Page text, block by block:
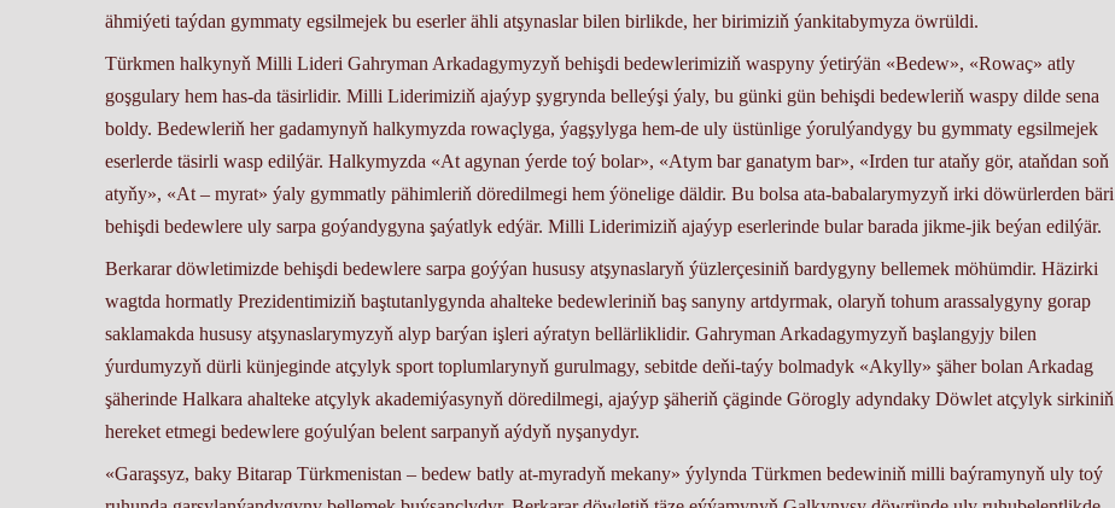
ähmiýeti taýdan gymmaty egsilmejek bu eserler ähli atşynaslar bilen birlikde, her birimiziň ýankitabymyza öwrüldi.
Türkmen halkynyň Milli Lideri Gahryman Arkadagymyzyň behişdi bedewlerimiziň waspyny ýetirýän «Bedew», «Rowaç» atly
goşgulary hem has-da täsirlidir. Milli Liderimiziň ajaýyp şygrynda belleýşi ýaly, bu günki gün behişdi bedewleriň waspy dilde sena
boldy. Bedewleriň her gadamynyň halkymyzda rowaçlyga, ýagşylyga hem-de uly üstünlige ýorulýandygy bu gymmaty egsilmejek
eserlerde täsirli wasp edilýär. Halkymyzda «At agynan ýerde toý bolar», «Atym bar ganatym bar», «Irden tur ataňy gör, ataňdan soň
atyňy», «At – myrat» ýaly gymmatly pähimleriň döredilmegi hem ýönelige däldir. Bu bolsa ata-babalarymyzyň irki döwürlerden bäri
behişdi bedewlere uly sarpa goýandygyna şaýatlyk edýär. Milli Liderimiziň ajaýyp eserlerinde bular barada jikme-jik beýan edilýär.
Berkarar döwletimizde behişdi bedewlere sarpa goýýan hususy atşynaslaryň ýüzlerçesiniň bardygyny bellemek möhümdir. Häzirki
wagtda hormatly Prezidentimiziň baştutanlygynda ahalteke bedewleriniň baş sanyny artdyrmak, olaryň tohum arassalygyny gorap
saklamakda hususy atşynaslarymyzyň alyp barýan işleri aýratyn bellärliklidir. Gahryman Arkadagymyzyň başlangyjy bilen
ýurdumyzyň dürli künjeginde atçylyk sport toplumlarynyň gurulmagy, sebitde deňi-taýy bolmadyk «Akylly» şäher bolan Arkadag
şäherinde Halkara ahalteke atçylyk akademiýasynyň döredilmegi, ajaýyp şäheriň çäginde Görogly adyndaky Döwlet atçylyk sirkiniň
hereket etmegi bedewlere goýulýan belent sarpanyň aýdyň nyşanydyr.
«Garaşsyz, baky Bitarap Türkmenistan – bedew batly at-myradyň mekany» ýylynda Türkmen bedewiniň milli baýramynyň uly toý